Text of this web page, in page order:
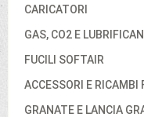
CARICATORI
GAS, CO2 E
FUCILI SOFTAIR
ACCESSORI E RICAMBI
GRANATE E LANCIA